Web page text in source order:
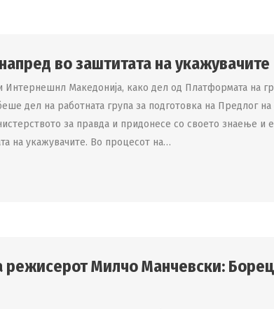
во заштитата на укажувачите
Интернешнл Македонија, како дел од Платформата на
дел на работната група за подготовка на Предлог
за правда и придонесе со своето знаење и
на укажувачите. Во процесот на…
режисерот Милчо Манчевски: